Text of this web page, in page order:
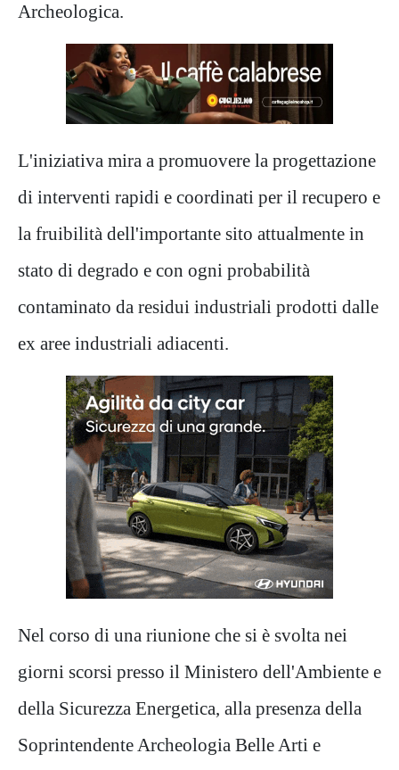
Archeologica.
L'iniziativa mira a promuovere la progettazione
di interventi rapidi e coordinati per il recupero e
la fruibilità dell'importante sito attualmente in
stato di degrado e con ogni probabilità
contaminato da residui industriali prodotti dalle
ex aree industriali adiacenti.
Nel corso di una riunione che si è svolta nei
giorni scorsi presso il Ministero dell'Ambiente e
della Sicurezza Energetica, alla presenza della
Soprintendente Archeologia Belle Arti e